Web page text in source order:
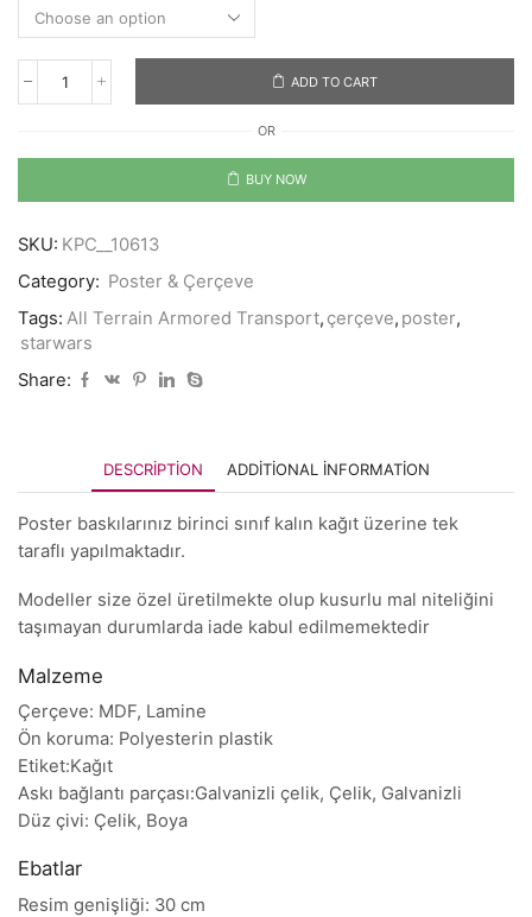
AT
Starwars
ADD TO CART
OR
BUY NOW
SKU: KPC__10613
Category: Poster & Çerçeve
Tags: All Terrain Armored Transport, çerçeve, poster,
starwars
Share:
DESCRIPTION ADDITIONAL INFORMATION
Poster baskılarınız birinci sınıf kalın kağıt üzerine tek
taraflı yapılmaktadır.
Modeller size özel üretilmekte olup kusurlu mal niteliğini
taşımayan durumlarda iade kabul edilmemektedir
Malzeme
Çerçeve: MDF, Lamine
Ön koruma: Polyesterin plastik
Etiket:Kağıt
Askı bağlantı parçası:Galvanizli çelik, Çelik, Galvanizli
Düz çivi: Çelik, Boya
Ebatlar
Resim genişliği: 30 cm